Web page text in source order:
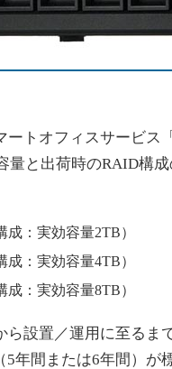
トオフィスサービス
量と出荷時のRAID構
：実効容量2TB）
：実効容量4TB）
：実効容量8TB）
設置／運用に至るま
5年間または6年間）